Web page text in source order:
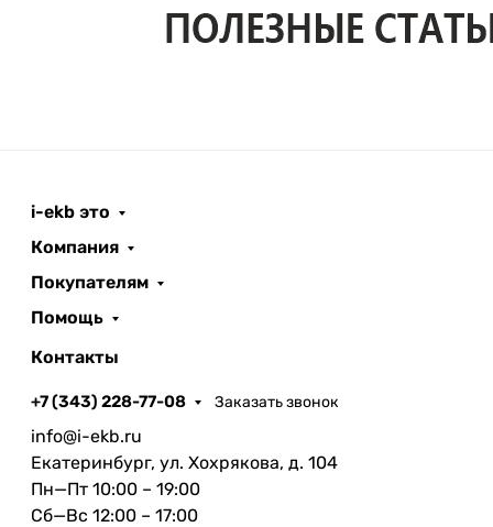
i-ekb это
Компания
Покупателям
Помощь
Контакты
+7 (343) 228-77-08 Заказать звонок
info@i-ekb.ru
Екатеринбург, ул. Хохрякова, д. 104
Пн—Пт 10:00 – 19:00
Сб—Вс 12:00 – 17:00